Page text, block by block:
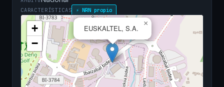
CARACTERÍSTICAS ⚡ NRN propio
EUSKALTEL, S.A.
×
+
−